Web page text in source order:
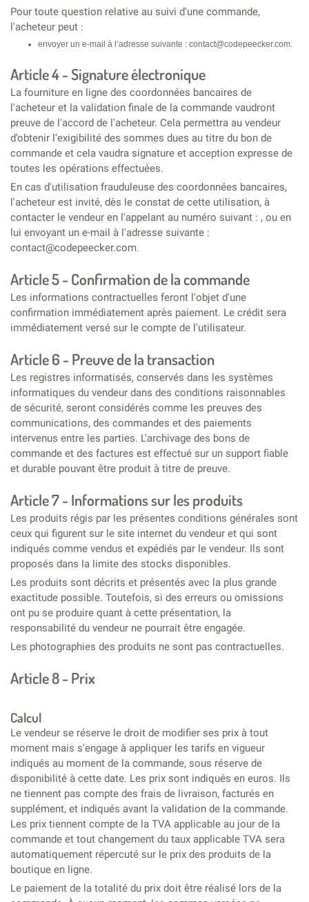
Pour toute question relative au suivi d'une commande,
l'acheteur peut :
envoyer un e-mail à l’adresse suivante : contact@codepeecker.com.
Article 4 - Signature électronique
La fourniture en ligne des coordonnées bancaires de
l'acheteur et la validation finale de la commande vaudront
preuve de l'accord de l'acheteur. Cela permettra au vendeur
d’obtenir l’exigibilité des sommes dues au titre du bon de
commande et cela vaudra signature et acception expresse de
toutes les opérations effectuées.
En cas d'utilisation frauduleuse des coordonnées bancaires,
l'acheteur est invité, dès le constat de cette utilisation, à
contacter le vendeur en l'appelant au numéro suivant : , ou en
lui envoyant un e-mail à l'adresse suivante :
contact@codepeecker.com.
Article 5 - Confirmation de la commande
Les informations contractuelles feront l'objet d'une
confirmation immédiatement après paiement. Le crédit sera
immédiatement versé sur le compte de l'utilisateur.
Article 6 - Preuve de la transaction
Les registres informatisés, conservés dans les systèmes
informatiques du vendeur dans des conditions raisonnables
de sécurité, seront considérés comme les preuves des
communications, des commandes et des paiements
intervenus entre les parties. L'archivage des bons de
commande et des factures est effectué sur un support fiable
et durable pouvant être produit à titre de preuve.
Article 7 - Informations sur les produits
Les produits régis par les présentes conditions générales sont
ceux qui figurent sur le site internet du vendeur et qui sont
indiqués comme vendus et expédiés par le vendeur. Ils sont
proposés dans la limite des stocks disponibles.
Les produits sont décrits et présentés avec la plus grande
exactitude possible. Toutefois, si des erreurs ou omissions
ont pu se produire quant à cette présentation, la
responsabilité du vendeur ne pourrait être engagée.
Les photographies des produits ne sont pas contractuelles.
Article 8 - Prix
Calcul
Le vendeur se réserve le droit de modifier ses prix à tout
moment mais s'engage à appliquer les tarifs en vigueur
indiqués au moment de la commande, sous réserve de
disponibilité à cette date. Les prix sont indiqués en euros. Ils
ne tiennent pas compte des frais de livraison, facturés en
supplément, et indiqués avant la validation de la commande.
Les prix tiennent compte de la TVA applicable au jour de la
commande et tout changement du taux applicable TVA sera
automatiquement répercuté sur le prix des produits de la
boutique en ligne.
Le paiement de la totalité du prix doit être réalisé lors de la